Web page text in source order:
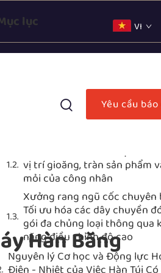
VI
Yêu cầu
Hàn Băng
lục
Hàn Túi ở Giai đoạn Cuối Dây
Tình trạng Không hiệu quả
lý của Các Hệ thống Thiếu
Phân tích các rủi ro vận hành:
vị trí gioăng, tràn sản phẩm
mỏi của công nhân
Xưởng rang ngũ cốc chuyên
Tối ưu hóa các dây chuyền
gói đa chủng loại thông qua
năng điều chỉnh độ cao
Nguyên lý Cơ học và Động lực